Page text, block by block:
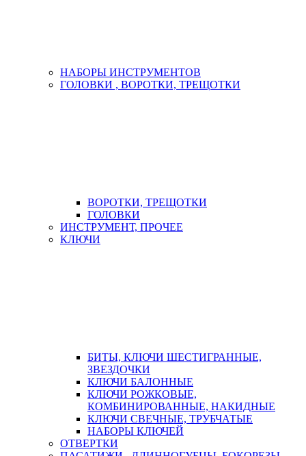
НАБОРЫ ИНСТРУМЕНТОВ
ГОЛОВКИ , ВОРОТКИ, ТРЕЩОТКИ
ВОРОТКИ, ТРЕЩОТКИ
ГОЛОВКИ
ИНСТРУМЕНТ, ПРОЧЕЕ
КЛЮЧИ
БИТЫ, КЛЮЧИ ШЕСТИГРАННЫЕ,
ЗВЕЗДОЧКИ
КЛЮЧИ БАЛОННЫЕ
КЛЮЧИ РОЖКОВЫЕ,
КОМБИНИРОВАННЫЕ, НАКИДНЫЕ
КЛЮЧИ СВЕЧНЫЕ, ТРУБЧАТЫЕ
НАБОРЫ КЛЮЧЕЙ
ОТВЕРТКИ